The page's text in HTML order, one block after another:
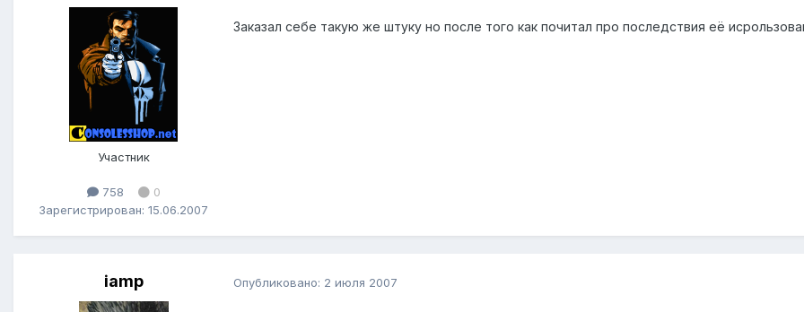
Участник
758
0
Зарегистрирован: 15.06.2007
Заказал себе такую же штуку но после того как почитал про последствия её
iamp Опубликовано: 2 июля 2007